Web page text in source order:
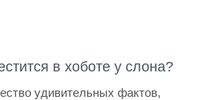
в хоботе у слона?
удивительных фактов,